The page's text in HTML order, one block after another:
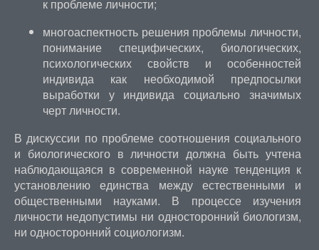
к проблеме личности;
многоаспектность решения проблемы личности,
понимание специфических, биологических,
психологических свойств и особенностей
индивида как необходимой предпосылки
выработки у индивида социально значимых
черт личности.
В дискуссии по проблеме соотношения социального
и биологического в личности должна быть учтена
наблюдающаяся в современной науке тенденция к
установлению единства между естественными и
общественными науками. В процессе изучения
личности недопустимы ни односторонний биологизм,
ни односторонний социологизм.